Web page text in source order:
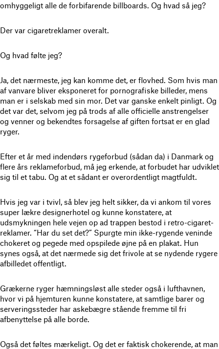
omhyggeligt alle de forbifarende billboards. Og hvad så jeg?
Der var cigaretreklamer overalt.
Og hvad følte jeg?
Ja, det nærmeste, jeg kan komme det, er flovhed. Som hvis man
af vanvare bliver eksponeret for pornografiske billeder, mens
man er i selskab med sin mor. Det var ganske enkelt pinligt. Og
det var det, selvom jeg på trods af alle officielle anstrengelser
og venner og bekendtes forsagelse af giften fortsat er en glad
ryger.
Efter et år med indendørs rygeforbud (sådan da) i Danmark og
flere års reklameforbud, må jeg erkende, at forbudet har udviklet
sig til et tabu. Og at et sådant er overordentligt magtfuldt.
Hvis jeg var i tvivl, så blev jeg helt sikker, da vi ankom til vores
super lækre designerhotel og kunne konstatere, at
udsmykningen hele vejen op ad trappen bestod i retro-cigaret-
reklamer. “Har du set det?” Spurgte min ikke-rygende veninde
chokeret og pegede med opspilede øjne på en plakat. Hun
synes også, at det nærmede sig det frivole at se nydende rygere
afbilledet offentligt.
Grækerne ryger hæmningsløst alle steder også i lufthavnen,
hvor vi på hjemturen kunne konstatere, at samtlige barer og
serveringssteder har askebægre stående fremme til fri
afbenyttelse på alle borde.
Også det føltes mærkeligt. Og det er faktisk chokerende, at man